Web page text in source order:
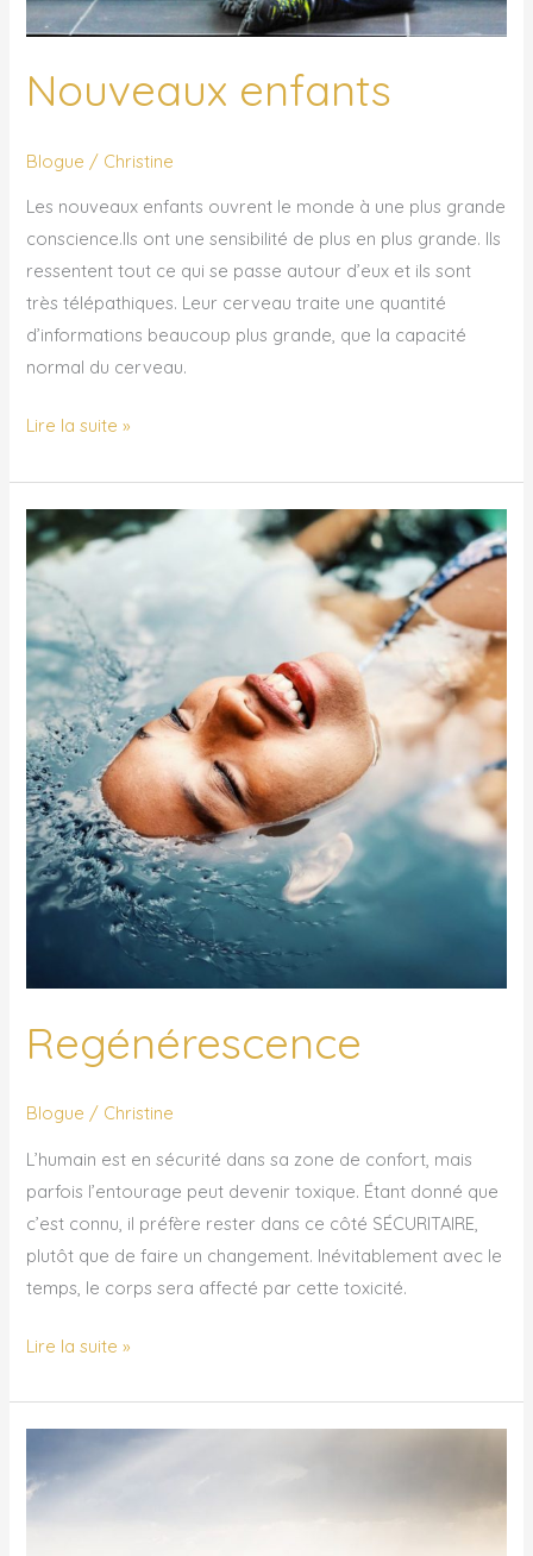
Nouveaux enfants
Blogue / Christine
Les nouveaux enfants ouvrent le monde à une plus grande
conscience.Ils ont une sensibilité de plus en plus grande. Ils
ressentent tout ce qui se passe autour d’eux et ils sont
très télépathiques. Leur cerveau traite une quantité
d’informations beaucoup plus grande, que la capacité
normal du cerveau.
Lire la suite »
Regénérescence
Blogue / Christine
L’humain est en sécurité dans sa zone de confort, mais
parfois l’entourage peut devenir toxique. Étant donné que
c’est connu, il préfère rester dans ce côté SÉCURITAIRE,
plutôt que de faire un changement. Inévitablement avec le
temps, le corps sera affecté par cette toxicité.
Regénérescence
Lire la suite »
meilleure